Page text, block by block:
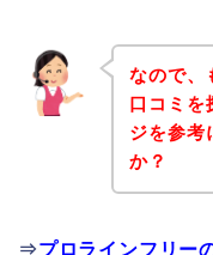
なので、
口コミ
ジを参考
か？
⇒プロラインフリー